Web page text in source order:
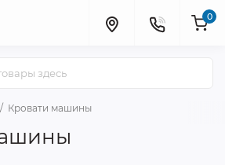
0
Кровати машины